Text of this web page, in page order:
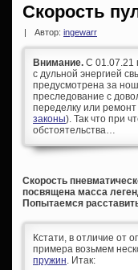
Скорость
| Автор: ingewarr
Внимание. С 01.07.21
с дульной энергией
предусмотрена за
преследование с
переделку или
законы). Так что при
обстоятельства…
Скорость
посвящена масса
Попытаемся
Кстати, в отличие от
примера возьмем
пружин. Итак: